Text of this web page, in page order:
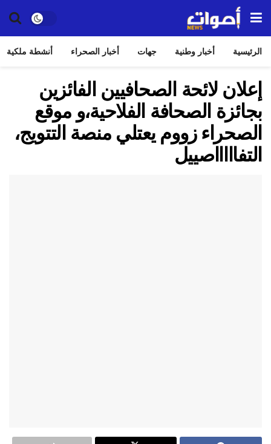
الرئيسية أخبار وطنية جهات أخبار الصحراء أنشطة ملكية
إعلان لائحة الصحافيين الفائزين
بجائزة الصحافة الفلاحية،و موقع
الصحراء زووم يعتلي منصة التتويج،
التفاااااصييل